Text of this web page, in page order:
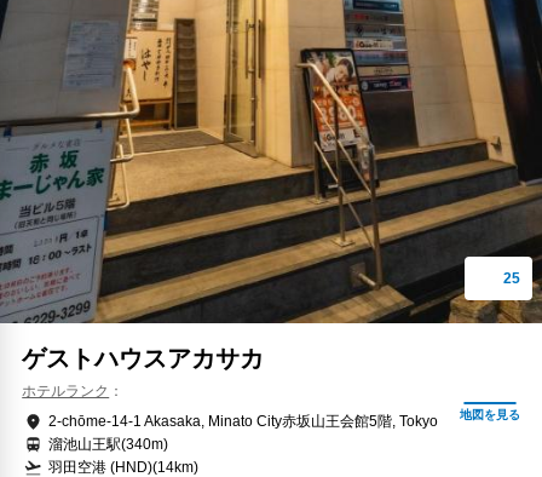
ゲストハウスアカサカ
ホテルランク
2-chōme-14-1 Akasaka, Minato City赤坂山王会館5階, Tokyo
溜池山王駅(340m)
羽田空港 (HND)(14km)